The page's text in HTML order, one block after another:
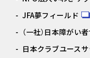
JFA夢フィールド
（一社）日本障がい
日本クラブユース